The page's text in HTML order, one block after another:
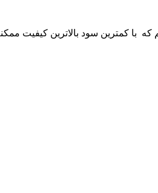
با کمترین سود بالاترین کیفیت